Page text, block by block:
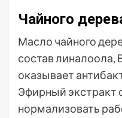
Чайного
Масло чайного
состав линалоола,
оказывает
Эфирный экстракт
нормализовать